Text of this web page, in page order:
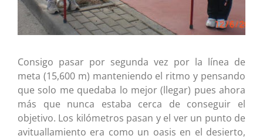
Consigo pasar por segunda vez por la línea de
meta (15,600 m) manteniendo el ritmo y pensando
que solo me quedaba lo mejor (llegar) pues ahora
más que nunca estaba cerca de conseguir el
objetivo. Los kilómetros pasan y el ver un punto de
avituallamiento era como un oasis en el desierto,